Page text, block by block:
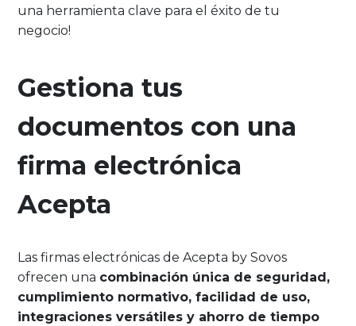
una herramienta clave para el éxito de tu
negocio!
Gestiona tus
documentos con una
firma electrónica
Acepta
Las firmas electrónicas de Acepta by Sovos
ofrecen una combinación única de seguridad,
cumplimiento normativo, facilidad de uso,
integraciones versátiles y ahorro de tiempo